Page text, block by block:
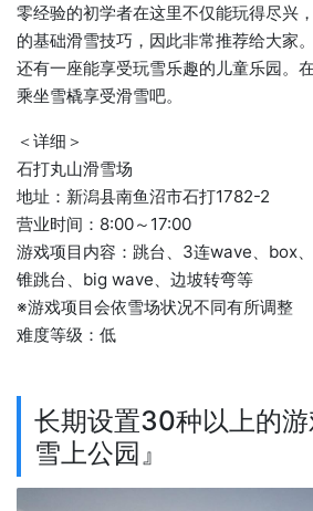
零经验的初学者在这里不仅能玩得尽兴
的基础滑雪技巧，因此非常推荐给大家
还有一座能享受玩雪乐趣的儿童乐园。
乘坐雪橇享受滑雪吧。
＜详细＞
石打丸山滑雪场
地址：新潟县南鱼沼市石打1782-2
营业时间：8:00～17:00
游戏项目内容：跳台、3连wave、box
锥跳台、big wave、边坡转弯等
※游戏项目会依雪场状况不同有所调整
难度等级：低
长期设置30种以上的
雪上公园』